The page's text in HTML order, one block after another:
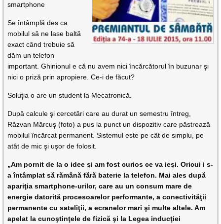
smartphone
Se întâmplă des ca
mobilul să ne lase baltă
exact când trebuie să
dăm un telefon
important. Ghinionul e că nu avem nici încărcătorul în buzunar şi
nici o priză prin apropiere. Ce-i de făcut?
Soluţia o are un student la Mecatronică.
După calcule şi cercetări care au durat un semestru întreg,
Răzvan Mărcuş (foto) a pus la punct un dispozitiv care păstrează
mobilul încărcat permanent. Sistemul este pe cât de simplu, pe
atât de mic şi uşor de folosit.
„Am pornit de la o idee şi am fost curios ce va ieşi. Oricui i s-
a întâmplat să rămână fără baterie la telefon. Mai ales după
apariţia smartphone-urilor, care au un consum mare de
energie datorită procesoarelor performante, a conectivităţii
permanente cu sateliţii, a ecranelor mari şi multe altele. Am
apelat la cunoştinţele de fizică şi la Legea inducţiei